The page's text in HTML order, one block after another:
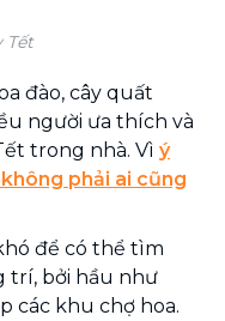
Tết
đào, cây quất
người ưa thích và
trong nhà. Vì ý
phải ai cũng
để có thể tìm
trí, bởi hầu như
các khu chợ hoa.